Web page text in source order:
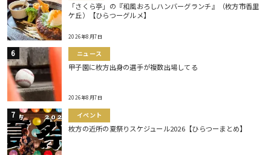
「さくら亭」の『和風おろしハンバーグランチ』（枚方市香里
ケ丘）【ひらつーグルメ】
2026年8月7日
ニュース
甲子園に枚方出身の選手が複数出場してる
2026年8月7日
イベント
枚方の近所の夏祭りスケジュール2026【ひらつーまとめ】